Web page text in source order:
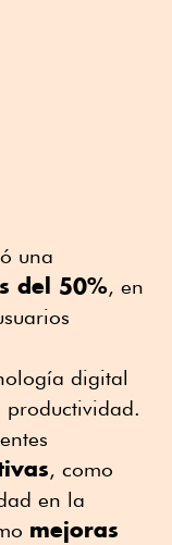
una
del 50%, en
digital
, como
en la
mejoras